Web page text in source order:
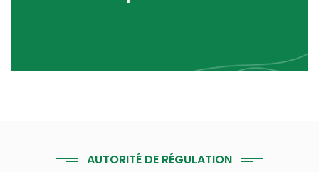
AUTORITÉ DE RÉGULATION